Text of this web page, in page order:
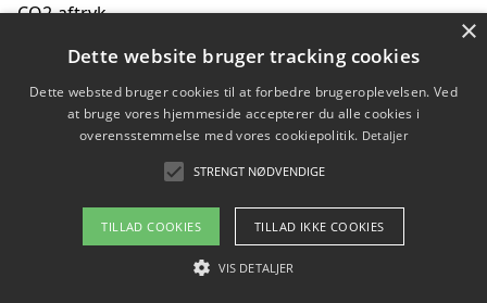
CO2-aftryk
Hvordan nyheder om CO2-udledning påvirker vores
hverdag
Om / kontakt
Blog Betingelser
×
Dette website bruger tracking cookies
Dette websted bruger cookies til at forbedre brugeroplevelsen. Ved
at bruge vores hjemmeside accepterer du alle cookies i
overensstemmelse med vores cookiepolitik. Detaljer
STRENGT NØDVENDIGE
TILLAD COOKIES TILLAD IKKE COOKIES
VIS DETALJER